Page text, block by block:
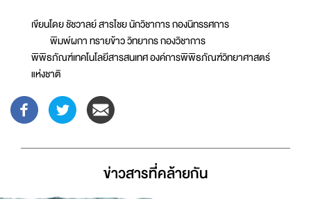
เขียนโดย ชัชวาลย์ สารไชย นักวิชาการ กองนิทรรศการ
พิมพ์ผกา ทรายข้าว วิทยากร กองวิชาการ
พิพิธภัณฑ์เทคโนโลยีสารสนเทศ องค์การพิพิธภัณฑ์วิทยาศาสตร์
แห่งชาติ
ข่าวสารที่่คล้ายกัน